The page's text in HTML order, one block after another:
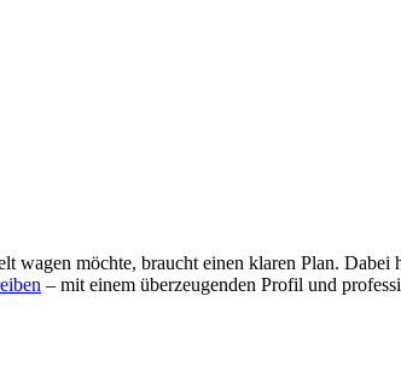
wagen möchte, braucht einen klaren Plan. Dabei
– mit einem überzeugenden Profil und